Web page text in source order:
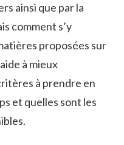
ainsi que par la
comment s’y
proposées sur
à mieux
à prendre en
et quelles sont les